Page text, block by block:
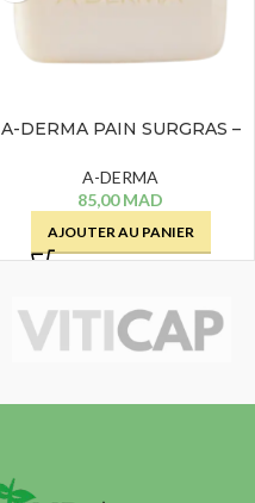
A-DERMA PAIN SURGRAS –
A-DERMA
85,00MAD
AJOUTER AU PANIER